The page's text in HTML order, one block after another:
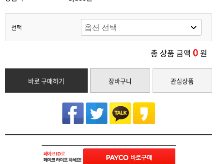
선택
총 상품 금액 0원
바로 구매하기 장바구니 관심상품